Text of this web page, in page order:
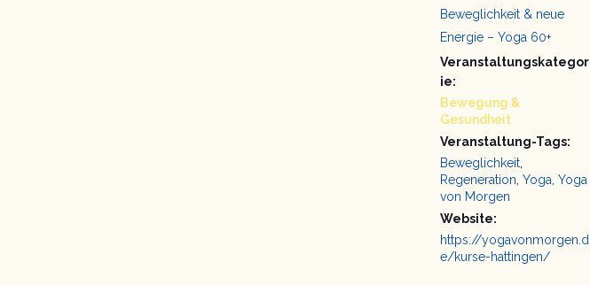
Beweglichkeit & neue
Energie – Yoga 60+
Veranstaltungskategor
ie:
Bewegung &
Gesundheit
Veranstaltung-Tags:
Beweglichkeit,
Regeneration Yoga Yoga
von Morgen
Website:
https://yogavonmorgen.d
e/kurse-hattingen/